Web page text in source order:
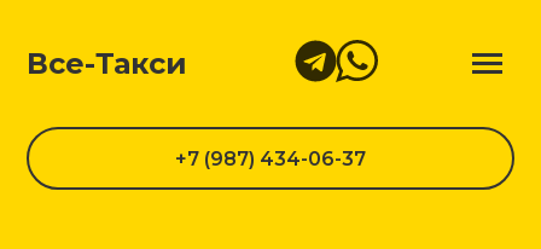
Все-Такси
+7 (987) 434-06-37